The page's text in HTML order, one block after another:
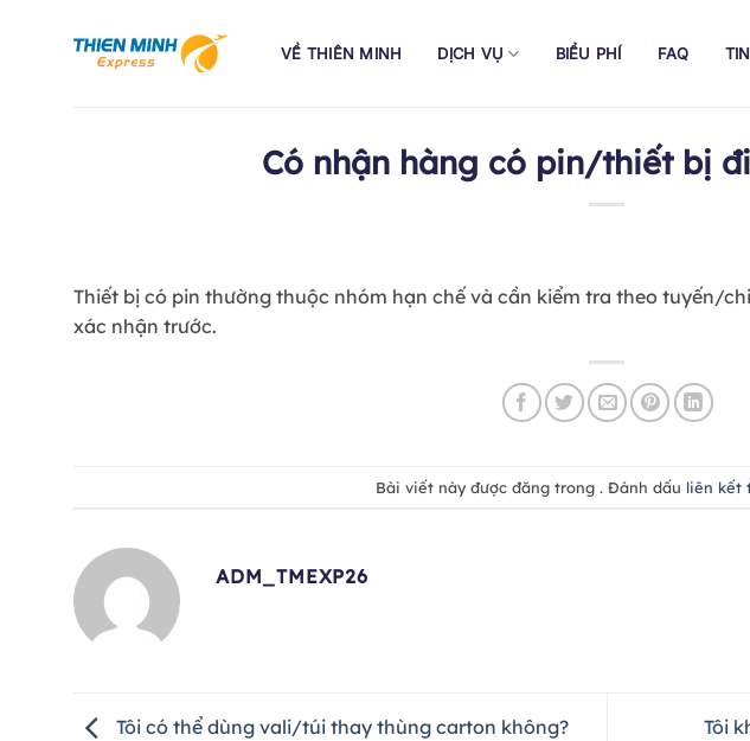
VỀ THIÊN MINH DỊCH VỤ BIỂU PHÍ FAQ
Có nhận hàng có pin/thiết bị
Thiết bị có pin thường thuộc nhóm hạn chế và cần kiểm tra theo tuyến/
xác nhận trước.
Bài viết này được đăng trong . Đánh dấu liên kết
ADM_TMEXP26
Tôi có thể dùng vali/túi thay thùng carton không? Tôi